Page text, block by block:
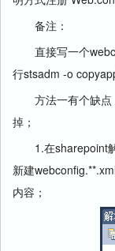
备注：
直接写一个
行stsadm -o
方法一有个缺点
掉；
1.在sharepoint解
新建
内容；